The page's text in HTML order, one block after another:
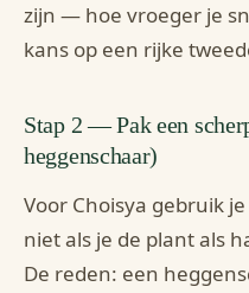
zijn — hoe vroeger je
kans op een rijke
Stap 2 — Pak een
heggenschaar)
Voor Choisya gebruik je
niet als je de plant als
De reden: een